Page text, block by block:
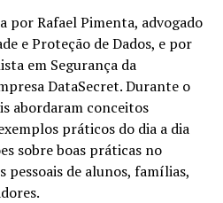
por Rafael Pimenta, advogado
e Proteção de Dados, e por
em Segurança da
DataSecret. Durante o
abordaram conceitos
práticos do dia a dia
sobre boas práticas no
pessoais de alunos, famílias,